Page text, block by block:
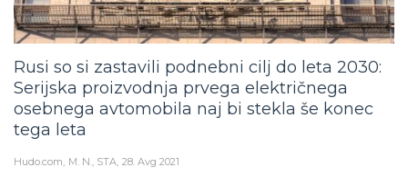
Rusi so si zastavili podnebni cilj do leta 2030:
Serijska proizvodnja prvega električnega
osebnega avtomobila naj bi stekla še konec
tega leta
Hudo.com M. N., STA 28. Avg 2021